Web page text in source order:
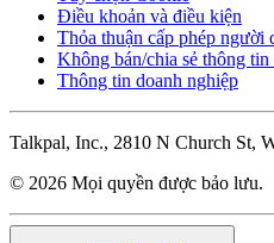
Điều khoản và điều kiện
Thỏa thuận cấp phép người
Không bán/chia sẻ thông tin
Thông tin doanh nghiệp
Talkpal, Inc., 2810 N Church St,
© 2026 Mọi quyền được bảo lưu.